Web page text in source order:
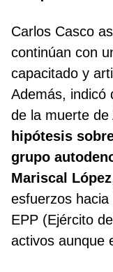
Carlos Casco
continúan con
capacitado y
Además, indicó
de la muerte de
hipótesis
grupo
Mariscal López
esfuerzos hacia
EPP (Ejército
activos aunque